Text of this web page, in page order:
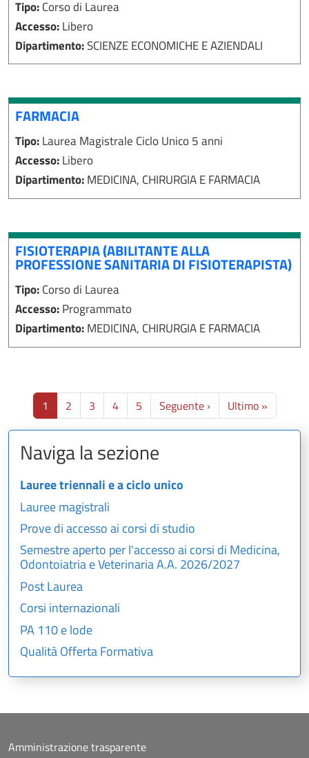
Tipo:Corso di Laurea
Accesso:Libero
Dipartimento:SCIENZE ECONOMICHE E AZIENDALI
FARMACIA
Tipo:Laurea Magistrale Ciclo Unico 5 anni
Accesso:Libero
Dipartimento:MEDICINA, CHIRURGIA E FARMACIA
FISIOTERAPIA (ABILITANTE ALLA
PROFESSIONE SANITARIA DI FISIOTERAPISTA)
Tipo:Corso di Laurea
Accesso:Programmato
Dipartimento:MEDICINA, CHIRURGIA E FARMACIA
Paginazione
1 2 3 4 5 Seguente ›Pagina successiva
Ultimo »Ultima
Naviga la sezione
Lauree triennali e a ciclo unico
Lauree magistrali
Prove di accesso ai corsi di studio
Semestre aperto per l'accesso ai corsi di Medicina,
Odontoiatria e Veterinaria A.A. 2026/2027
Post Laurea
Corsi internazionali
PA 110 e lode
Qualità Offerta Formativa
Amministrazione trasparente